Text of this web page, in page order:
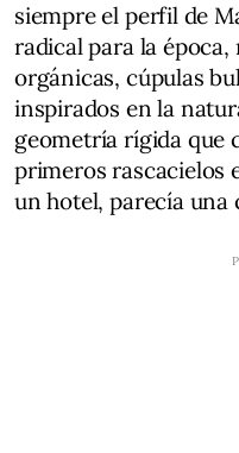
siempre el perfil de
radical para la época,
orgánicas, cúpulas
inspirados en la
geometría rígida que
primeros rascacielos
un hotel, parecía una